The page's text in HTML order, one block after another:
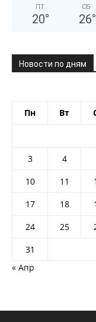
ПТ
20°
СБ
26°
Новости по дням
Пн Вт
3
4
10
11
17
18
24
25
31
« Апр